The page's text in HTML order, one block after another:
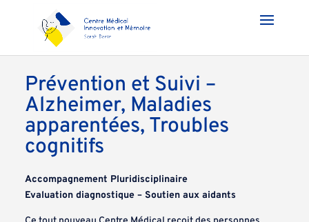
Prévention et Suivi –
Alzheimer, Maladies
apparentées, Troubles
cognitifs
Accompagnement Pluridisciplinaire
Evaluation diagnostique – Soutien aux aidants